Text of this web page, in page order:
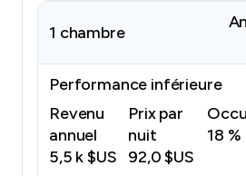
1 chambre
Performance inférieure
Revenu
annuel
5,5 k $US
Prix par
nuit
92,0 $US
18 %